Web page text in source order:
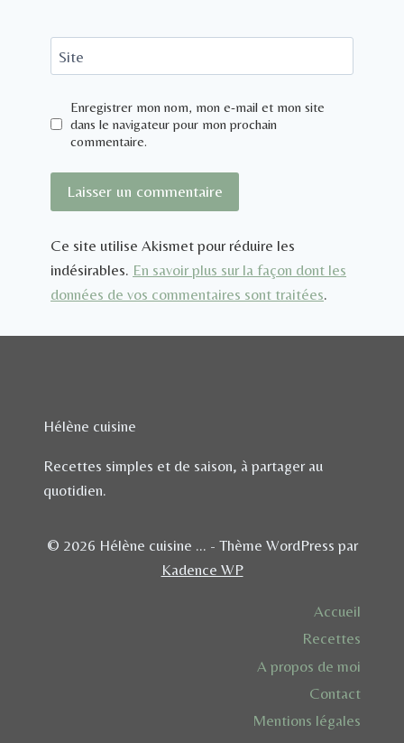
Site
Enregistrer mon nom, mon e-mail et mon site
dans le navigateur pour mon prochain
commentaire.
Ce site utilise Akismet pour réduire les
indésirables. En savoir plus sur la façon dont les
données de vos commentaires sont traitées.
Hélène cuisine
Recettes simples et de saison, à partager au
quotidien.
© 2026 Hélène cuisine ... - Thème WordPress par
Kadence WP
Accueil
Recettes
A propos de moi
Contact
Mentions légales